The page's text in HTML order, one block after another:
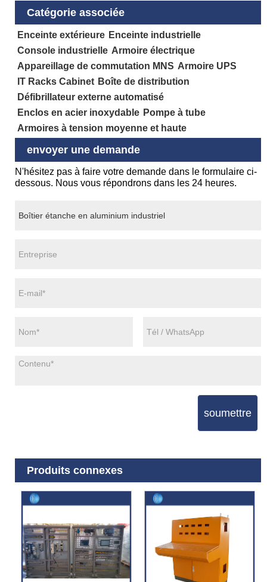
Catégorie associée
Enceinte extérieure Enceinte industrielle
Console industrielle Armoire électrique
Appareillage de commutation MNS Armoire UPS
IT Racks Cabinet Boîte de distribution
Défibrillateur externe automatisé
Enclos en acier inoxydable Pompe à tube
Armoires à tension moyenne et haute
envoyer une demande
N'hésitez pas à faire votre demande dans le formulaire ci-
dessous. Nous vous répondrons dans les 24 heures.
soumettre
Produits connexes